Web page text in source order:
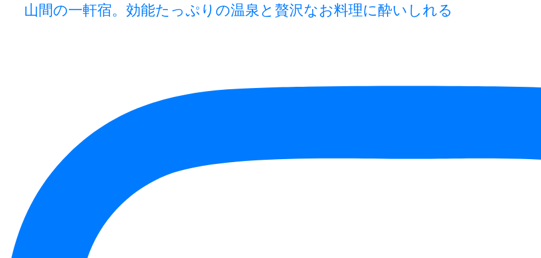
山間の一軒宿。効能たっぷりの温泉と贅沢なお料理に酔いしれる